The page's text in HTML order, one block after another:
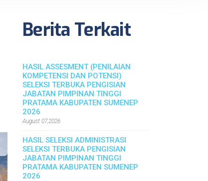
Berita Terkait
HASIL ASSESMENT (PENILAIAN
KOMPETENSI DAN POTENSI)
SELEKSI TERBUKA PENGISIAN
JABATAN PIMPINAN TINGGI
PRATAMA KABUPATEN SUMENEP
2026
August 07,2026
HASIL SELEKSI ADMINISTRASI
SELEKSI TERBUKA PENGISIAN
JABATAN PIMPINAN TINGGI
PRATAMA KABUPATEN SUMENEP
2026